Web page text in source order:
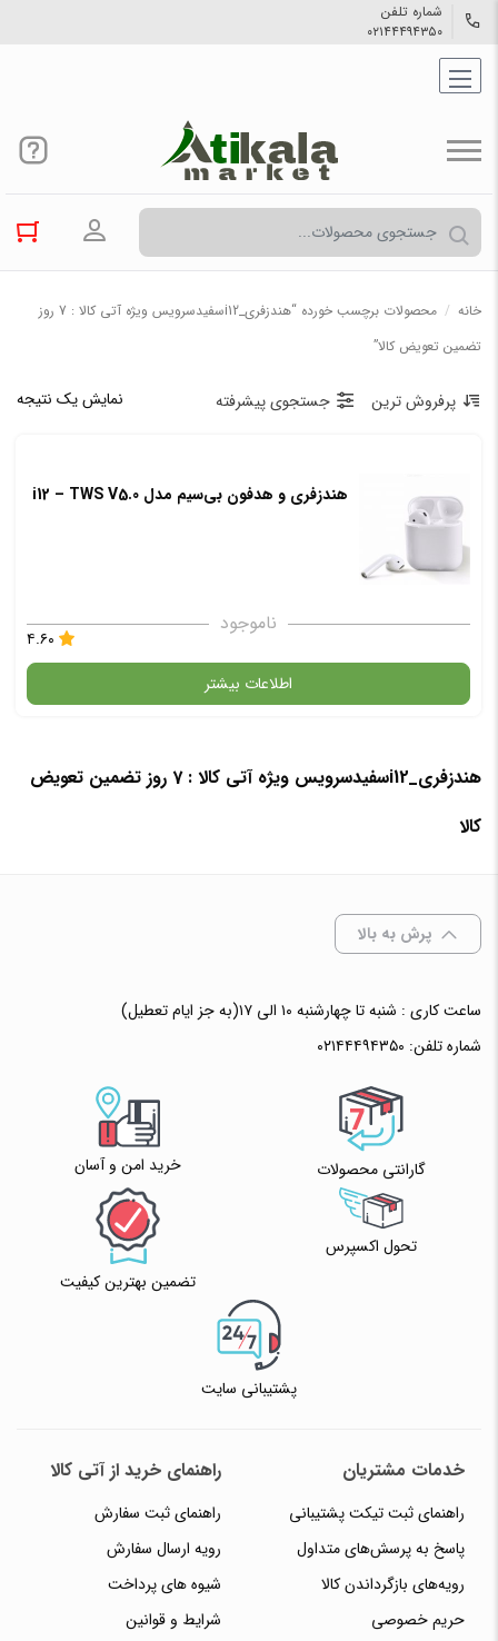
شماره تلفن
۰۲۱۴۴۴۹۴۳۵۰
ورود به
خانه /
محصولات برچسب خورده “هندزفری_i12سفیدسرویس ویژه آتی کالا : 7 روز
تضمین تعویض کالا”
نمایش یک نتیجه پرفروش ترین جستجوی پیشرفته
هندزفری و هدفون بی‌سیم مدل i12 – TWS V5.0
ناموجود
۴.۶۰
اطلاعات بیشتر
در حال حاضر این محصول در انبار موجود نیست و در دسترس نمی باشد.
هندزفری_i12سفیدسرویس ویژه آتی کالا : 7 روز تضمین تعویض
کالا
پرش به بالا
ساعت کاری : شنبه تا چهارشنبه ۱۰ الی ۱۷(به جز ایام تعطیل)
شماره تلفن: ۰۲۱۴۴۴۹۴۳۵۰
گارانتی محصولات خرید امن و آسان
تحول اکسپرس
تضمین بهترین کیفیت
پشتیبانی سایت
خدمات مشتریان
راهنمای ثبت تیکت پشتیبانی
پاسخ به پرسش‌های متداول
رویه‌های بازگرداندن کالا
حریم خصوصی
راهنمای خرید از آتی کالا
راهنمای ثبت سفارش
رویه ارسال سفارش
شیوه های پرداخت
شرایط و قوانین